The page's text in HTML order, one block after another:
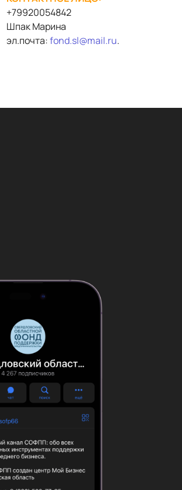
+79920054842
Шпак Марина
эл.почта:fond.sl@mail.ru.